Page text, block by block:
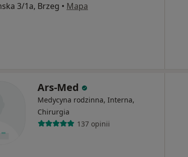
3/1a, Brzeg • Mapa
Ars-Med
Medycyna rodzinna, Interna,
Chirurgia
137 opinii